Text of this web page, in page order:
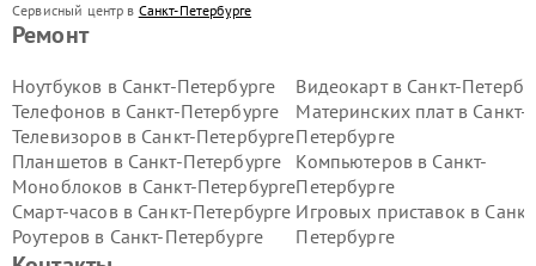
Сервисный центр в Санкт-Петербурге
Ремонт
Ноутбуков в Санкт-Петербурге
Телефонов в Санкт-Петербурге
Телевизоров в Санкт-Петербурге
Планшетов в Санкт-Петербурге
Моноблоков в Санкт-Петербурге
Смарт-часов в Санкт-Петербурге
Роутеров в Санкт-Петербурге
Видеокарт в Санкт-
Материнских плат в Санкт-
Петербурге
Компьютеров в Санкт-
Петербурге
Игровых приставок в
Петербурге